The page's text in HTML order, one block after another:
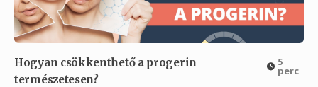
Hogyan csökkenthető a progerin
természetesen?
5
perc